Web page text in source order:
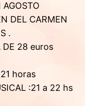
DEL CARMEN
.
DE 28 euros
horas
:21 a 22 hs